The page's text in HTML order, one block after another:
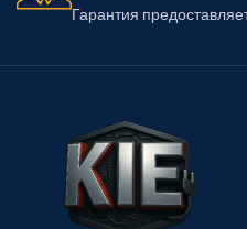
Гарантия